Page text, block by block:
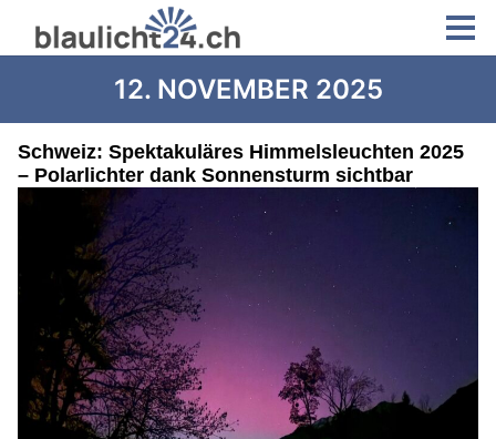
12. NOVEMBER 2025
Schweiz: Spektakuläres Himmelsleuchten 2025
– Polarlichter dank Sonnensturm sichtbar